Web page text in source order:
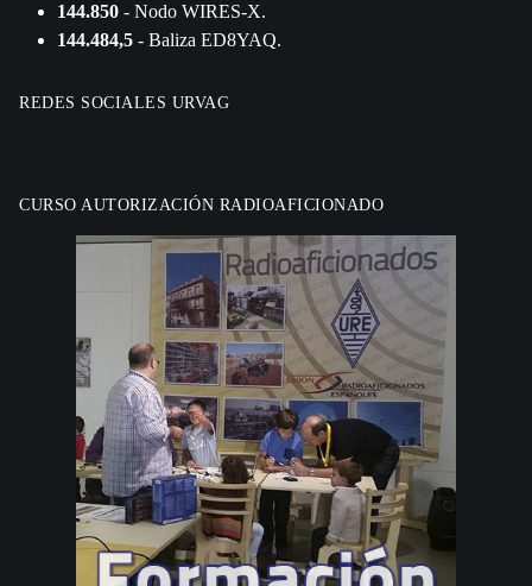
144.850 - Nodo WIRES-X.
144.484,5 - Baliza ED8YAQ.
REDES SOCIALES URVAG
CURSO AUTORIZACIÓN RADIOAFICIONADO